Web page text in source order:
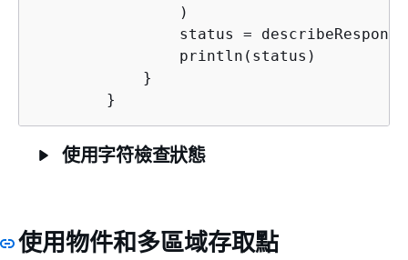
                )
status =
                println(status)
            }
使用字符檢查狀態
使用物件和多區域存取點